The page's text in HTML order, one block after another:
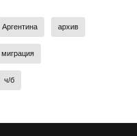
Аргентина архив
миграция
ч/б